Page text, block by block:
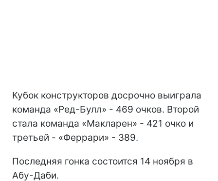
Кубок конструкторов досрочно выиграла
команда «Ред-Булл» - 469 очков. Второй
стала команда «Макларен» - 421 очко и
третьей - «Феррари» - 389.
Последняя гонка состоится 14 ноября в
Абу-Даби.